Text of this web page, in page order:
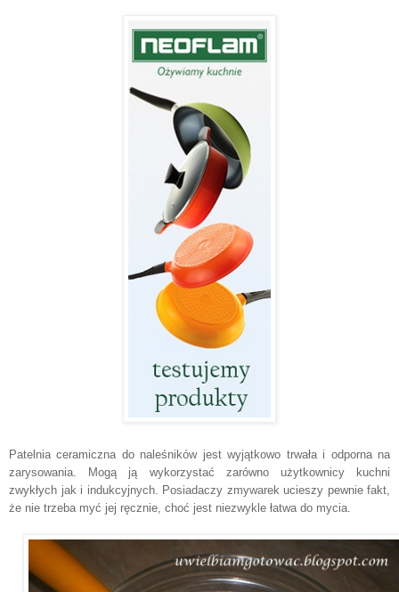
Patelnia ceramiczna do naleśników jest wyjątkowo trwała i odporna na
zarysowania. Mogą ją wykorzystać zarówno użytkownicy kuchni
zwykłych jak i indukcyjnych. Posiadaczy zmywarek ucieszy pewnie fakt,
że nie trzeba myć jej ręcznie, choć jest niezwykle łatwa do mycia.